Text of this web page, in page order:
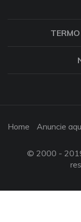
Home Anuncie
© 2000 -